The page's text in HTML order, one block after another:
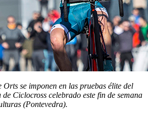
se imponen en las pruebas élite del
Ciclocross celebrado este fin de semana
(Pontevedra).